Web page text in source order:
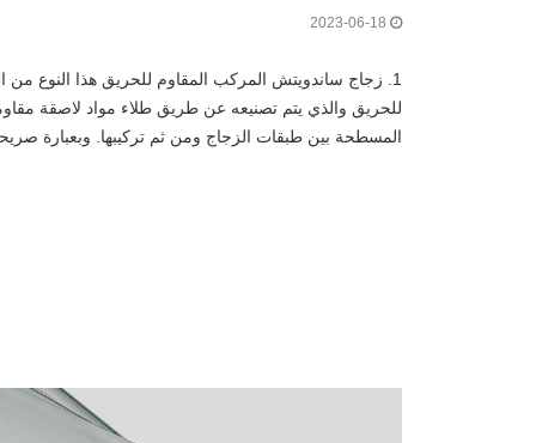
1. زجاج ساندويتش المركب المقاوم للحريق هذا النوع من
للحريق والذي يتم تصنيعه عن طريق طلاء مواد لاصقة
المسطحة بين طبقات الزجاج ومن ثم تركيبها. وبعبارة